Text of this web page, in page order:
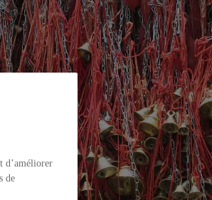
d’améliorer
de